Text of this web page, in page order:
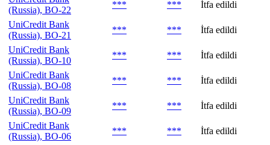
(Russia), BO-22
*** ***
İtfa edildi
UniCredit Bank
(Russia), BO-21
*** ***
İtfa edildi
UniCredit Bank
(Russia), BO-10
*** ***
İtfa edildi
UniCredit Bank
(Russia), BO-08
*** ***
İtfa edildi
UniCredit Bank
(Russia), BO-09
*** ***
İtfa edildi
UniCredit Bank
(Russia), BO-06
*** ***
İtfa edildi